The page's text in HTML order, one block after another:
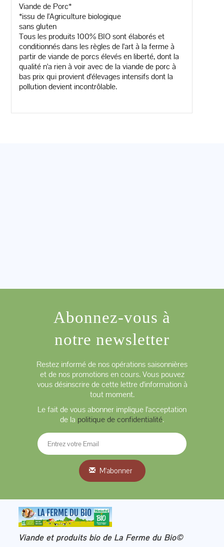
Viande de Porc*
*issu de l'Agriculture biologique
sans gluten
Tous les produits 100% BIO sont élaborés et
conditionnés dans les règles de l'art à la ferme à
partir de viande de porcs élevés en liberté, dont la
qualité n'a rien à voir avec de la viande de porc à
bas prix qui provient d'élevages intensifs dont la
pollution devient incontrôlable.
Abonnez-vous à
notre newsletter
Restez informé de nos opérations saisonnières
et de nos promotions en cours. Vous pouvez
vous désinscrire de cette lettre d'information à
tout moment.
Le fait de vous abonner implique l'acceptation
de la politique de confidentialité.
M'abonner
Viande et produits bio de La Ferme du Bio©